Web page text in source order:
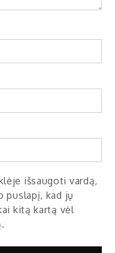
išsaugoti vardą,
puslapį, kad jų
kitą kartą vėl